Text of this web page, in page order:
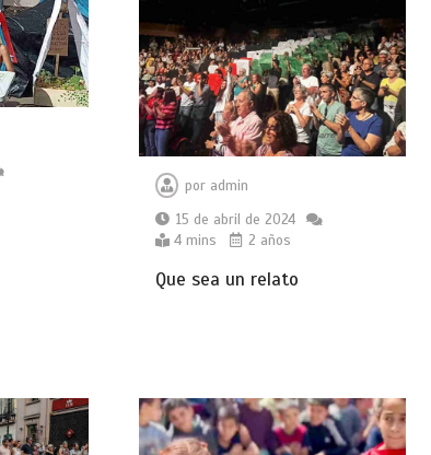
por admin
15 de abril de 2024
4 mins
2 años
Que sea un relato